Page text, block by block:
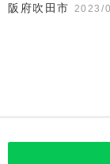
阪府吹田市 2023/